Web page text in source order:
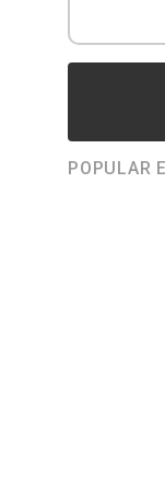
POPULAR